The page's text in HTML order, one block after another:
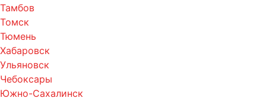
Тамбов
Томск
Тюмень
Хабаровск
Ульяновск
Чебоксары
Южно-Сахалинск